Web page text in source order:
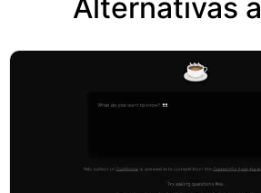
Alternativas a